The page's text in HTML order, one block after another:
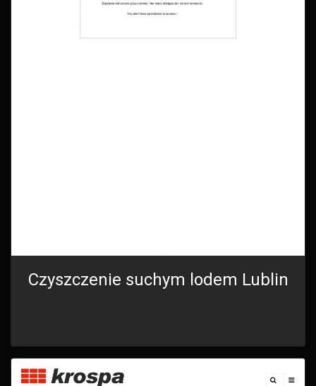
Czyszczenie suchym lodem Lublin